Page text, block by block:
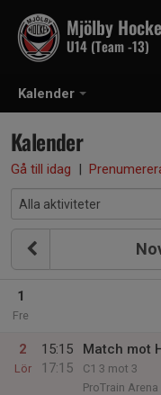
Kalender
Mjölby
U14 (Team -13)
Kalender
Gå till idag |
1
Fre
2
Lör
15:15
17:15
Match mot
C1 3 mot 3
ProTrain Arena